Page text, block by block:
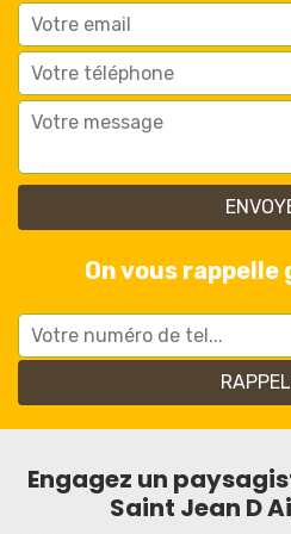
On vous
Engagez un
Saint Jean D